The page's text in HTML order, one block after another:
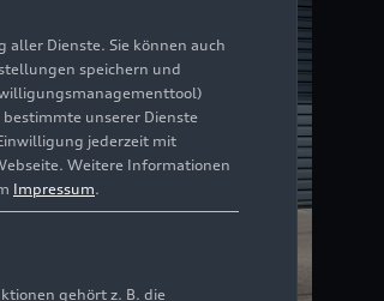
Dienste. Sie können auch
speichern und
unserer Dienste
jederzeit mit
Weitere Informationen
Impressum.
gehört z. B. die